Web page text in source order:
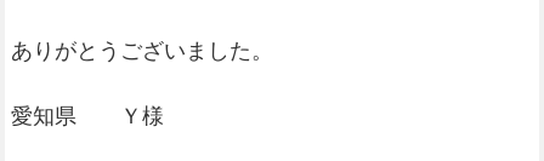
ありがとうございました。
愛知県 Ｙ様